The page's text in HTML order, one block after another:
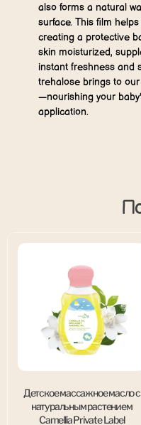
also forms a natural
surface. This film
creating a protective
skin moisturized,
instant freshness and
trehalose brings to
—nourishing your
application.
Детское массажное масло с
натуральным растением
Camellia Private Label